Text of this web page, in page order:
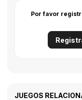
Por favor
JUEGOS